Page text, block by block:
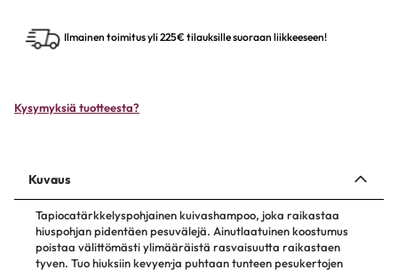
Ilmainen toimitus yli 225€ tilauksille suoraan liikkeeseen!
Kysymyksiä tuotteesta?
Kuvaus
Tapiocatärkkelyspohjainen kuivashampoo, joka raikastaa
hiuspohjan pidentäen pesuvälejä. Ainutlaatuinen koostumus
poistaa välittömästi ylimääräistä rasvaisuutta raikastaen
tyven. Tuo hiuksiin kevyen·ja puhtaan tunteen pesukertojen